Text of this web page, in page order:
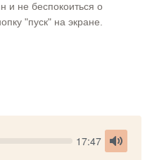
и не беспокоиться о
"пуск" на экране.
Current
time
17:47
Toggle